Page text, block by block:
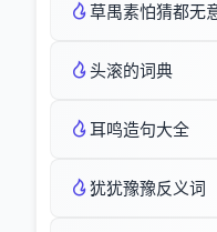
草禺素怕猜都无
头滚的词典
耳鸣造句大全
犹犹豫豫反义词